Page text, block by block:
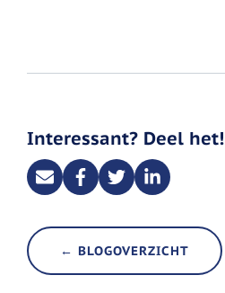
Interessant? Deel het!
← BLOGOVERZICHT